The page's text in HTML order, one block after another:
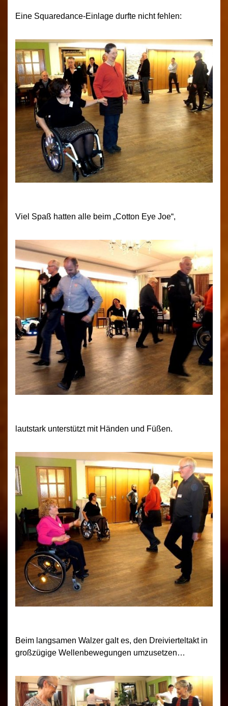
Eine Squaredance-Einlage durfte nicht fehlen:
Viel Spaß hatten alle beim „Cotton Eye Joe“,
lautstark unterstützt mit Händen und Füßen.
Beim langsamen Walzer galt es, den Dreivierteltakt in
großzügige Wellenbewegungen umzusetzen…